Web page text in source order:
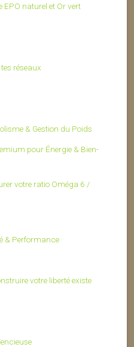
EPO naturel et Or vert
réseaux
& Gestion du Poids
pour Énergie & Bien-
votre ratio Oméga 6 /
& Performance
votre liberté existe